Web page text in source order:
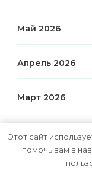
Май 2026
Апрель 2026
Март 2026
Январь 2026
Апрель 2025
Этот сайт
помочь вам в